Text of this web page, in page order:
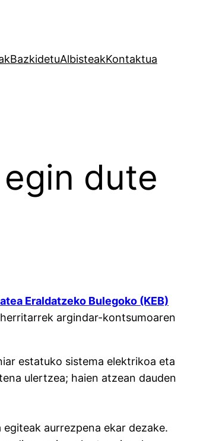
BazkidetuAlbisteakKontaktua
dute
Eraldatzeko Bulegoko (KEB)
argindar-kontsumoaren
estatuko sistema elektrikoa eta
ulertzea; haien atzean dauden
aurrezpena ekar dezake.